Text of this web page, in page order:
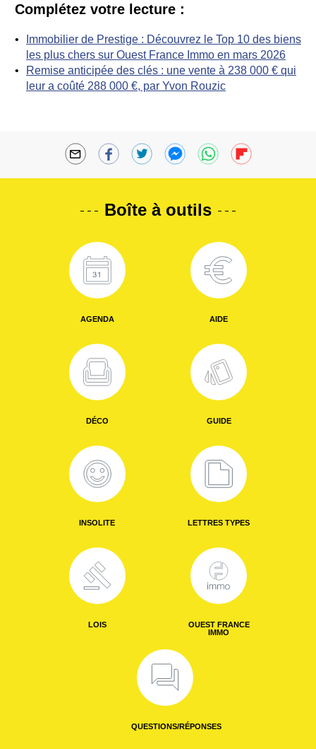
Complétez votre lecture :
Immobilier de Prestige : Découvrez le Top 10 des biens
les plus chers sur Ouest France Immo en mars 2026
Remise anticipée des clés : une vente à 238 000 € qui
leur a coûté 288 000 €, par Yvon Rouzic
Boîte à outils
AGENDA AIDE
DÉCO GUIDE
INSOLITE LETTRES TYPES
LOIS
OUEST FRANCE
IMMO
QUESTIONS/RÉPONSES